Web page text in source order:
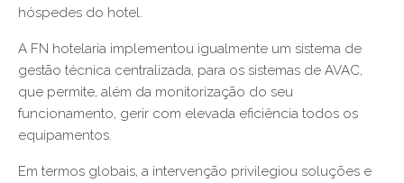
hóspedes do hotel.
A FN hotelaria implementou igualmente um sistema de
gestão técnica centralizada, para os sistemas de AVAC,
que permite, além da monitorização do seu
funcionamento, gerir com elevada eficiência todos os
equipamentos.
Em termos globais, a intervenção privilegiou soluções e